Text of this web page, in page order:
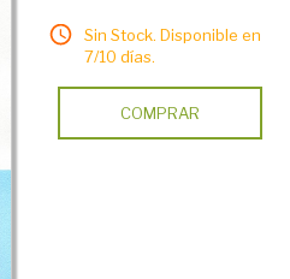
Sin Stock. Disponible en
7/10 días.
COMPRAR